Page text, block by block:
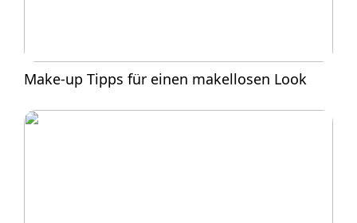
Make-up Tipps für einen makellosen Look